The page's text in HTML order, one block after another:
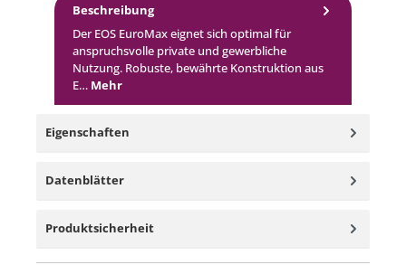
Beschreibung
Der EOS EuroMax eignet sich optimal für
anspruchsvolle private und gewerbliche
Nutzung. Robuste, bewährte Konstruktion aus
E… Mehr
Eigenschaften
Datenblätter
Produktsicherheit